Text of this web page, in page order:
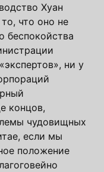
Хуан
что оно не
беспокойства
ни у
концов,
чудовищных
если мы
положение